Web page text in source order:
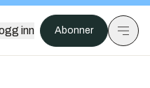
inn Abonner